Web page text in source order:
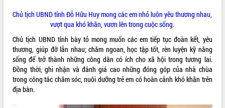
Khám bệnh, cấp phát thuốc miễn phí
và tặng quà người dân xã Cư Pui
Hội nghị UBND tỉnh Đắk Lắk thường kỳ
tháng 7/2026
Lễ truy tặng danh hiệu “Bà Mẹ Việt
Nam Anh hùng” và trao Huân chương
Lao động
UBND tỉnh Đắk Lắk triển khai nhiệm
ALBUM ẢNH
Chủ tịch UBND tỉnh Đỗ Hữu Huy mong các em nhỏ luôn yêu thương nhau,
vượt qua khó khăn, vươn lên trong cuộc sống.
Chủ tịch UBND tỉnh bày tỏ mong muốn các em tiếp tục đoàn kết, yêu
thương, giúp đỡ lẫn nhau; chăm ngoan, học tập tốt, rèn luyện kỹ năng
sống để trở thành những công dân có ích cho xã hội trong tương lai.
Đồng thời, ghi nhận và đánh giá cao những đóng góp của nhà chùa
trong công tác chăm sóc, nuôi dưỡng trẻ em có hoàn cảnh khó khăn trên
địa bàn.